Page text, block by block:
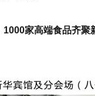
1000家高端食品齐聚